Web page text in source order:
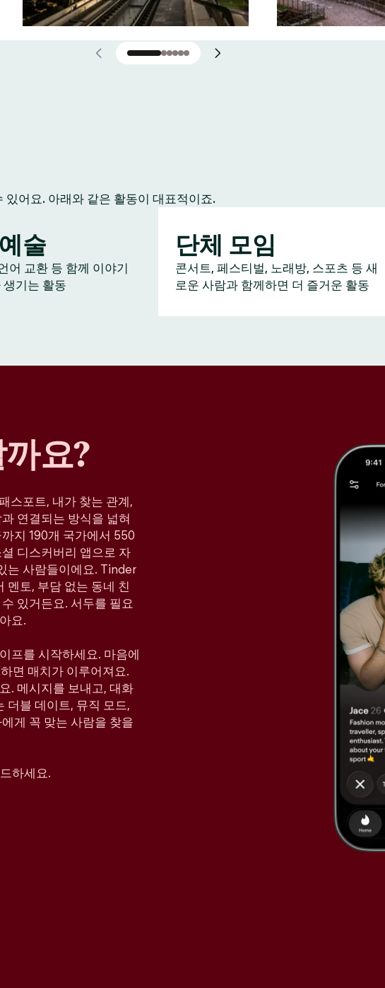
어요. 아래와 같은 활동이 대표적이죠.
술
어 교환 등 함께 이야기
기는 활동
단체 모임
콘서트, 페스티벌, 노래방, 스포츠 등 새
로운 사람과 함께하면 더 즐거운 활동
요?
스포트, 내가 찾는 관계,
연결되는 방식을 넓혀
지 190개 국가에서 550
디스커버리 앱으로 자
는 사람들이에요. Tinder
멘토, 부담 없는 동네 친
있거든요. 서두를 필요
요.
프를 시작하세요. 마음에
면 매치가 이루어져요.
. 메시지를 보내고, 대화
더블 데이트, 뮤직 모드,
게 꼭 맞는 사람을 찾을
하세요.